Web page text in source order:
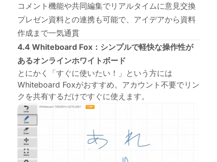
コメント機能や共同編集でリアルタイムに意見交換
プレゼン資料との連携も可能で、アイデアから資料
作成まで一気通貫
4.4 Whiteboard Fox：シンプルで軽快な操作性が
あるオンラインホワイトボード
とにかく「すぐに使いたい！」という方には
Whiteboard Foxがおすすめ。アカウント不要でリン
クを共有するだけですぐに使えます。